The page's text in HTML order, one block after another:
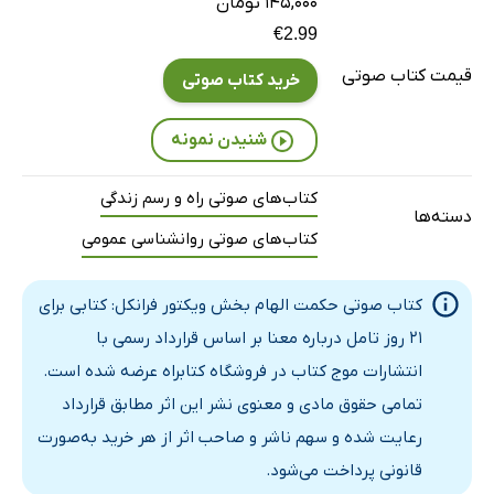
تامل پانزدهم: مسئولیت
تامل شانزدهم: روح انسانی
تامل هجدهم: تنهایی
3 دقیقه
4 دقیقه تامل بیستم: کار
10 دقیقه تامل بیست‌ویکم: انتخاب‌ها
قیمت کتاب صوتی
€2.99
خرید کتاب صوتی
شنیدن نمونه
دسته‌ها
کتاب‌های صوتی راه و رسم زندگی
کتاب‌های صوتی روانشناسی عمومی
کتاب صوتی حکمت الهام بخش ویکتور فرانکل: کتابی برای
21 روز تامل درباره معنا بر اساس قرارداد رسمی با
انتشارات موج کتاب در فروشگاه کتابراه عرضه شده است.
تمامی حقوق مادی و معنوی نشر این اثر مطابق قرارداد
رعایت شده و سهم ناشر و صاحب اثر از هر خرید به‌صورت
قانونی پرداخت می‌شود.